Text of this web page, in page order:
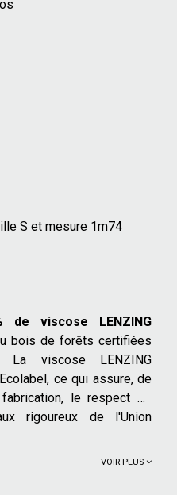
S et mesure 1m74
de
viscose LENZING
bois de forêts certifiées
La viscose LENZING
ce qui assure, de
le respect de
rigoureux de l'Union
VOIR PLUS